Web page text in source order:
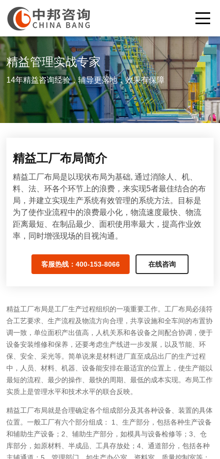
精益管理实战专家
14年精益咨询经验，辅导更落地，效果有保障
精益工厂布局简介
精益工厂布局是以现状布局为基础, 通过消除人、机、
料、法、环各个环节上的浪费，来实现5者最佳结合的布
局，并建立实现生产系统有效管理的系统方法。目标是
为了使作业流程中的浪费最小化，物流速度最快、物流
距离最短、在制品最少、面积使用率最大，提高作业效
率，同时增强现场的目视沟通。
客服热线：400-153-8066 在线咨询
精益工厂布局是工厂生产过程组织的一项重要工作。工厂布局必须符
合工艺要求、生产流程及物流方向合理，共享设施和全车间的布置协
调一致，单位面积产出值高，人机关系和各设备之间配合协调，便于
设备安装维修和保养，还要考虑生产线进一步发展，以及节能、环
保、安全、采光等。简单说来是材料进厂直至成品出厂的生产过程
中，人员、材料、机器、设备能安排在最适宜的位置上，使生产能以
最短的流程、最少的操作、最快的周期、最低的成本实现。布局工作
实质上是管理水平和技术水平的联合反映。
精益工厂布局就是合理确定各个组成部分及其各种设备、装置的具体
位置。一般工厂有六个部分组成： 1、生产部分，包括各种生产设备
和辅助生产设备；2、辅助生产部分，如模具与设备检修等；3、仓
库部分，如原材料、半成品、工具存放处；4、通道部分，包括各种